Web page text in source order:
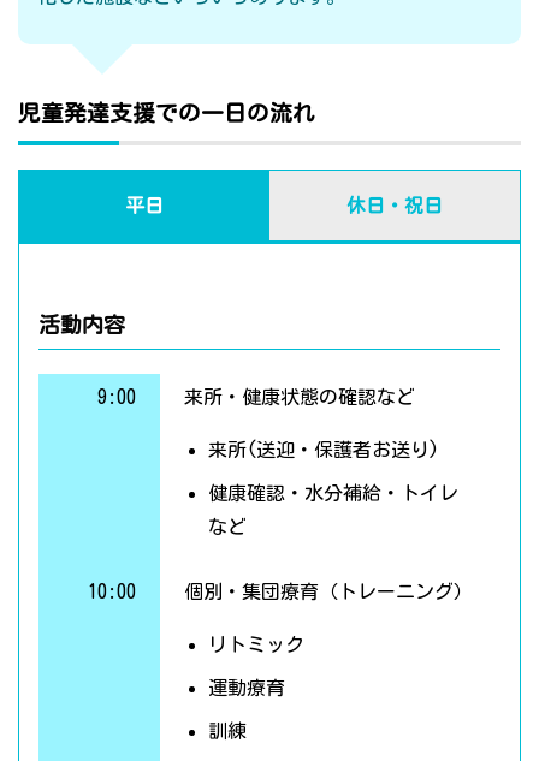
児童発達支援での一日の流れ
平日 休日・祝日
活動内容
9:00 来所・健康状態の確認など
来所(送迎・保護者お送り)
健康確認・水分補給・トイレ
など
10:00 個別・集団療育（トレーニング）
リトミック
運動療育
訓練